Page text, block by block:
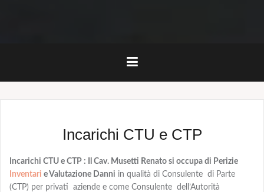
Incarichi CTU e CTP
Incarichi CTU e CTP : Il Cav. Musetti Renato si occupa di Perizie
Inventari e Valutazione Danni in qualità di Consulente di Parte
(CTP) per privati aziende e come Consulente dell’Autorità